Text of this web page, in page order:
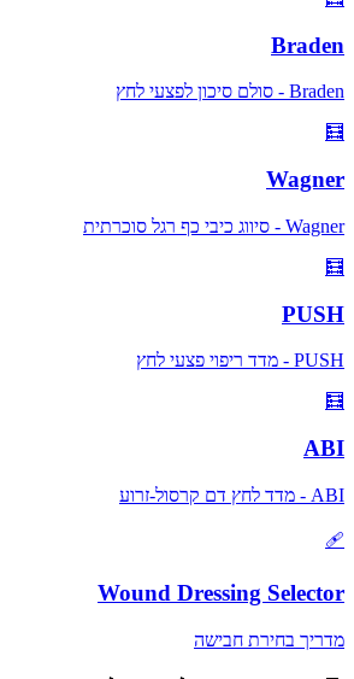
Braden
Braden - סולם סיכון לפצעי לחץ
🧮
Wagner
Wagner - סיווג כיבי כף רגל סוכרתית
🧮
PUSH
PUSH - מדד ריפוי פצעי לחץ
🧮
ABI
ABI - מדד לחץ דם קרסול-זרוע
🩹
Wound Dressing Selector
מדריך בחירת חבישה